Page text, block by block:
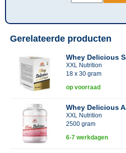
Gerelateerde producten
Whey Delicious
XXL Nutrition
18 x 30 gram
op voorraad
Whey Delicious
XXL Nutrition
2500 gram
6-7 werkdagen